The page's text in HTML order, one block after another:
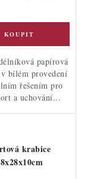
papírová
bílém provedení
řešením pro
a uchování...
krabice